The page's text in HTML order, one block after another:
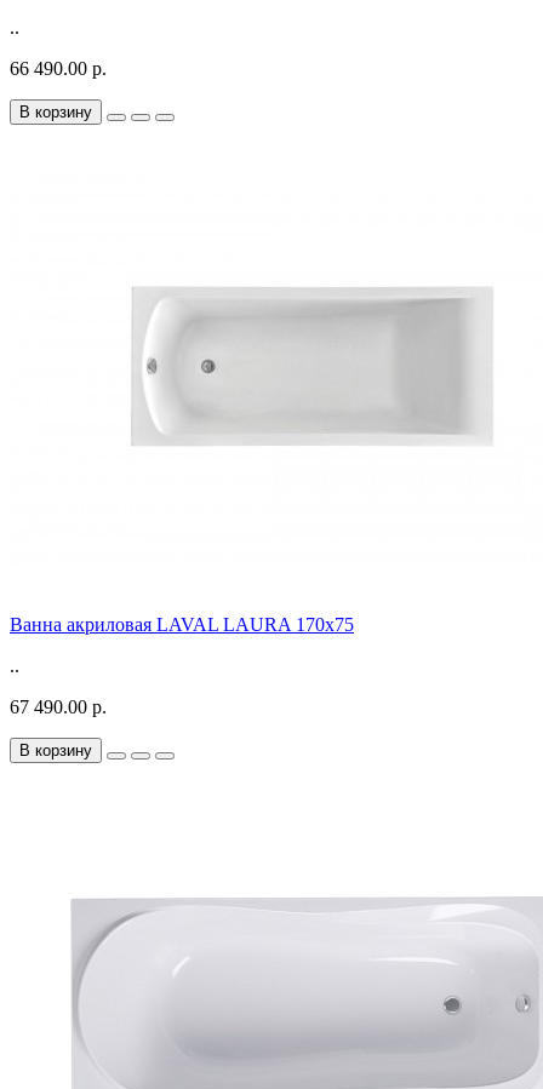
..
66 490.00 р.
В корзину
Ванна акриловая LAVAL LAURA 170x75
..
67 490.00 р.
В корзину